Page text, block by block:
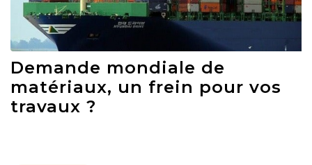
Demande mondiale de
matériaux, un frein pour vos
travaux ?